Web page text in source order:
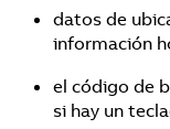
datos de
información
el código de
si hay un